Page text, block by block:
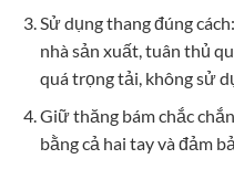
Sử dụng thang đúng
nhà sản xuất, tuân thủ
quá trọng tải, không sử
Giữ thăng bám chắc
bằng cả hai tay và đảm